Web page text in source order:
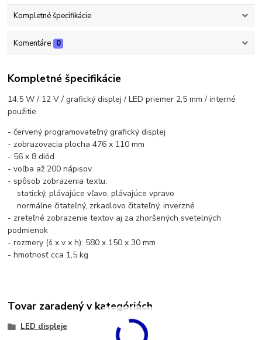
Kompletné špecifikácie
Komentáre 0
Kompletné špecifikácie
14,5 W / 12 V / grafický displej / LED priemer 2,5 mm / interné
použitie
- červený programovateľný grafický displej
- zobrazovacia plocha 476 x 110 mm
- 56 x 8 diód
- voľba až 200 nápisov
- spôsob zobrazenia textu:
statický, plávajúce vľavo, plávajúce vpravo
normálne čitateľný, zrkadlovo čitateľný, inverzné
- zreteľné zobrazenie textov aj za zhoršených svetelných
podmienok
- rozmery (š x v x h): 580 x 150 x 30 mm
- hmotnosť cca 1,5 kg
Tovar zaradený v kategóriách
LED displeje